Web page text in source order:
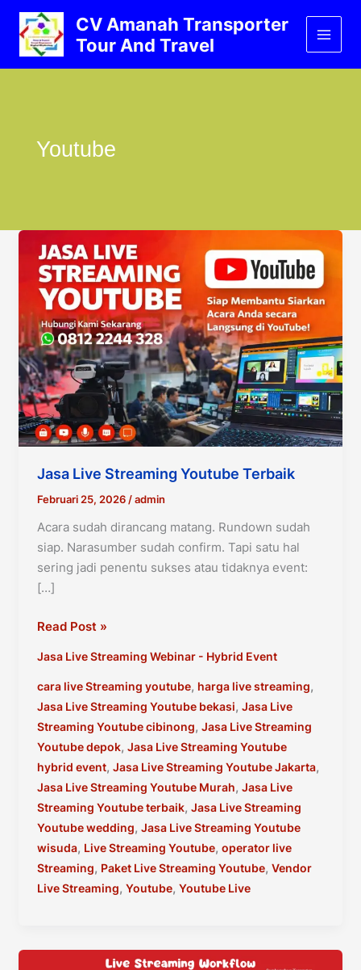
Lewati
konten
CV Amanah Transporter
Tour And Travel
Youtube
Jasa Live Streaming Youtube Terbaik
Februari 25, 2026 /admin
Acara sudah dirancang matang. Rundown sudah
siap. Narasumber sudah confirm. Tapi satu hal
sering jadi penentu sukses atau tidaknya event:
[…]
Jasa
Streaming
Youtube
Terbaik
Read Post »
Jasa Live Streaming Webinar - Hybrid Event
cara live Streaming youtube, harga live streaming,
Jasa Live Streaming Youtube bekasi, Jasa Live
Streaming Youtube cibinong, Jasa Live Streaming
Youtube depok, Jasa Live Streaming Youtube
hybrid event, Jasa Live Streaming Youtube Jakarta,
Jasa Live Streaming Youtube Murah, Jasa Live
Streaming Youtube terbaik, Jasa Live Streaming
Youtube wedding, Jasa Live Streaming Youtube
wisuda, Live Streaming Youtube, operator live
Streaming, Paket Live Streaming Youtube, Vendor
Live Streaming, Youtube, Youtube Live